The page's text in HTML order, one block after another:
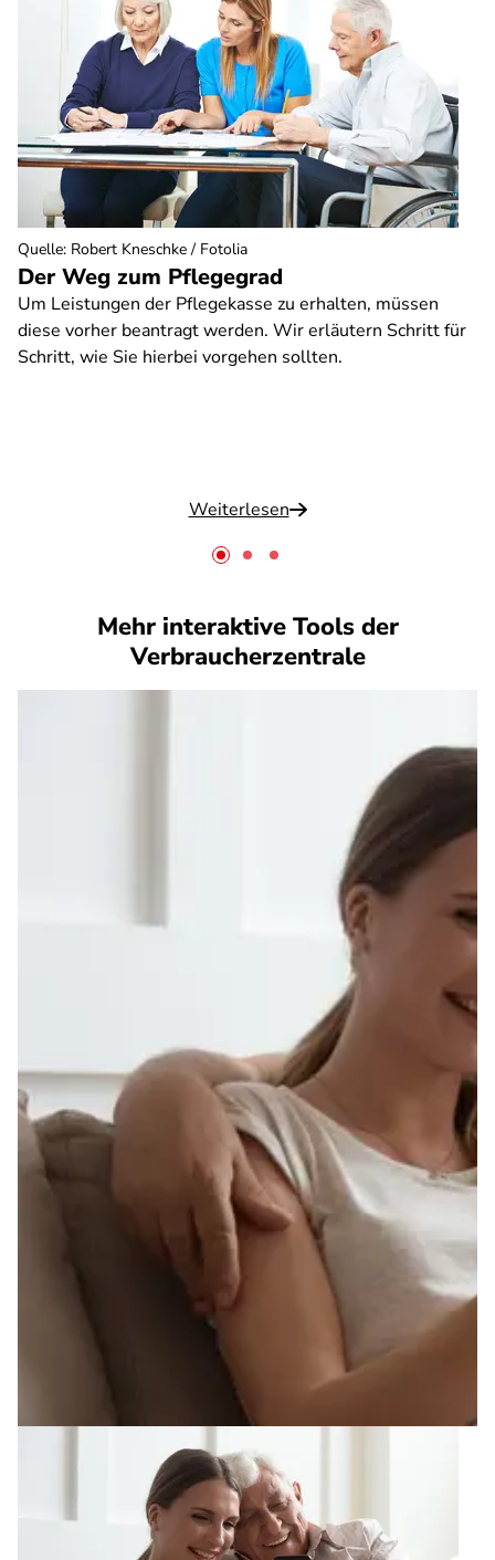
Der Weg zum Pflegegrad
Um Leistungen der Pflegekasse zu erhalten, müssen
diese vorher beantragt werden. Wir erläutern Schritt für
Schritt, wie Sie hierbei vorgehen sollten.
Weiterlesen
Quelle: Robert Kneschke / Fotolia
Mehr interaktive Tools der
Verbraucherzentrale